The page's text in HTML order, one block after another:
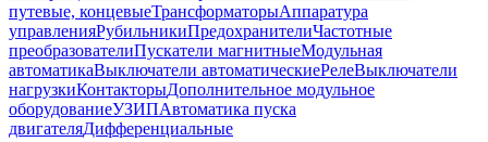
путевые, концевыеТрансформаторыАппаратура
управленияРубильникиПредохранителиЧастотные
преобразователиПускатели магнитныеМодульная
автоматикаВыключатели автоматическиеРелеВыключатели
нагрузкиКонтакторыДополнительное модульное
оборудованиеУЗИПАвтоматика пуска
двигателяДифференциальные